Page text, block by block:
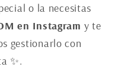
o la necesitas
en Instagram y te
gestionarlo con
✨.